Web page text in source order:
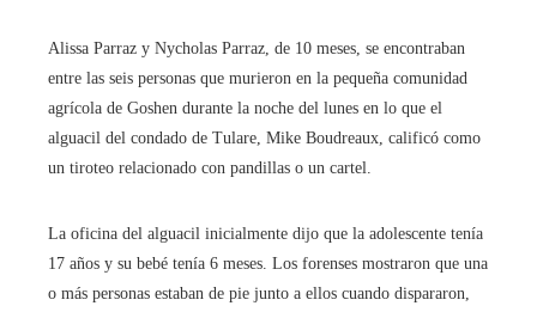
Alissa Parraz y Nycholas Parraz, de 10 meses, se encontraban
entre las seis personas que murieron en la pequeña comunidad
agrícola de Goshen durante la noche del lunes en lo que el
alguacil del condado de Tulare, Mike Boudreaux, calificó como
un tiroteo relacionado con pandillas o un cartel.
La oficina del alguacil inicialmente dijo que la adolescente tenía
17 años y su bebé tenía 6 meses. Los forenses mostraron que una
o más personas estaban de pie junto a ellos cuando dispararon,